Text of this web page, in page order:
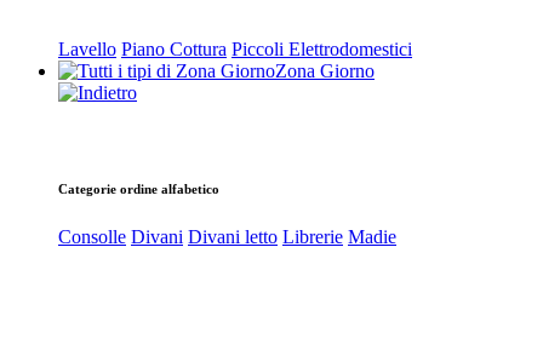
Lavello Piano Cottura Piccoli Elettrodomestici
Zona Giorno
Categorie ordine alfabetico
Consolle Divani Divani letto Librerie Madie